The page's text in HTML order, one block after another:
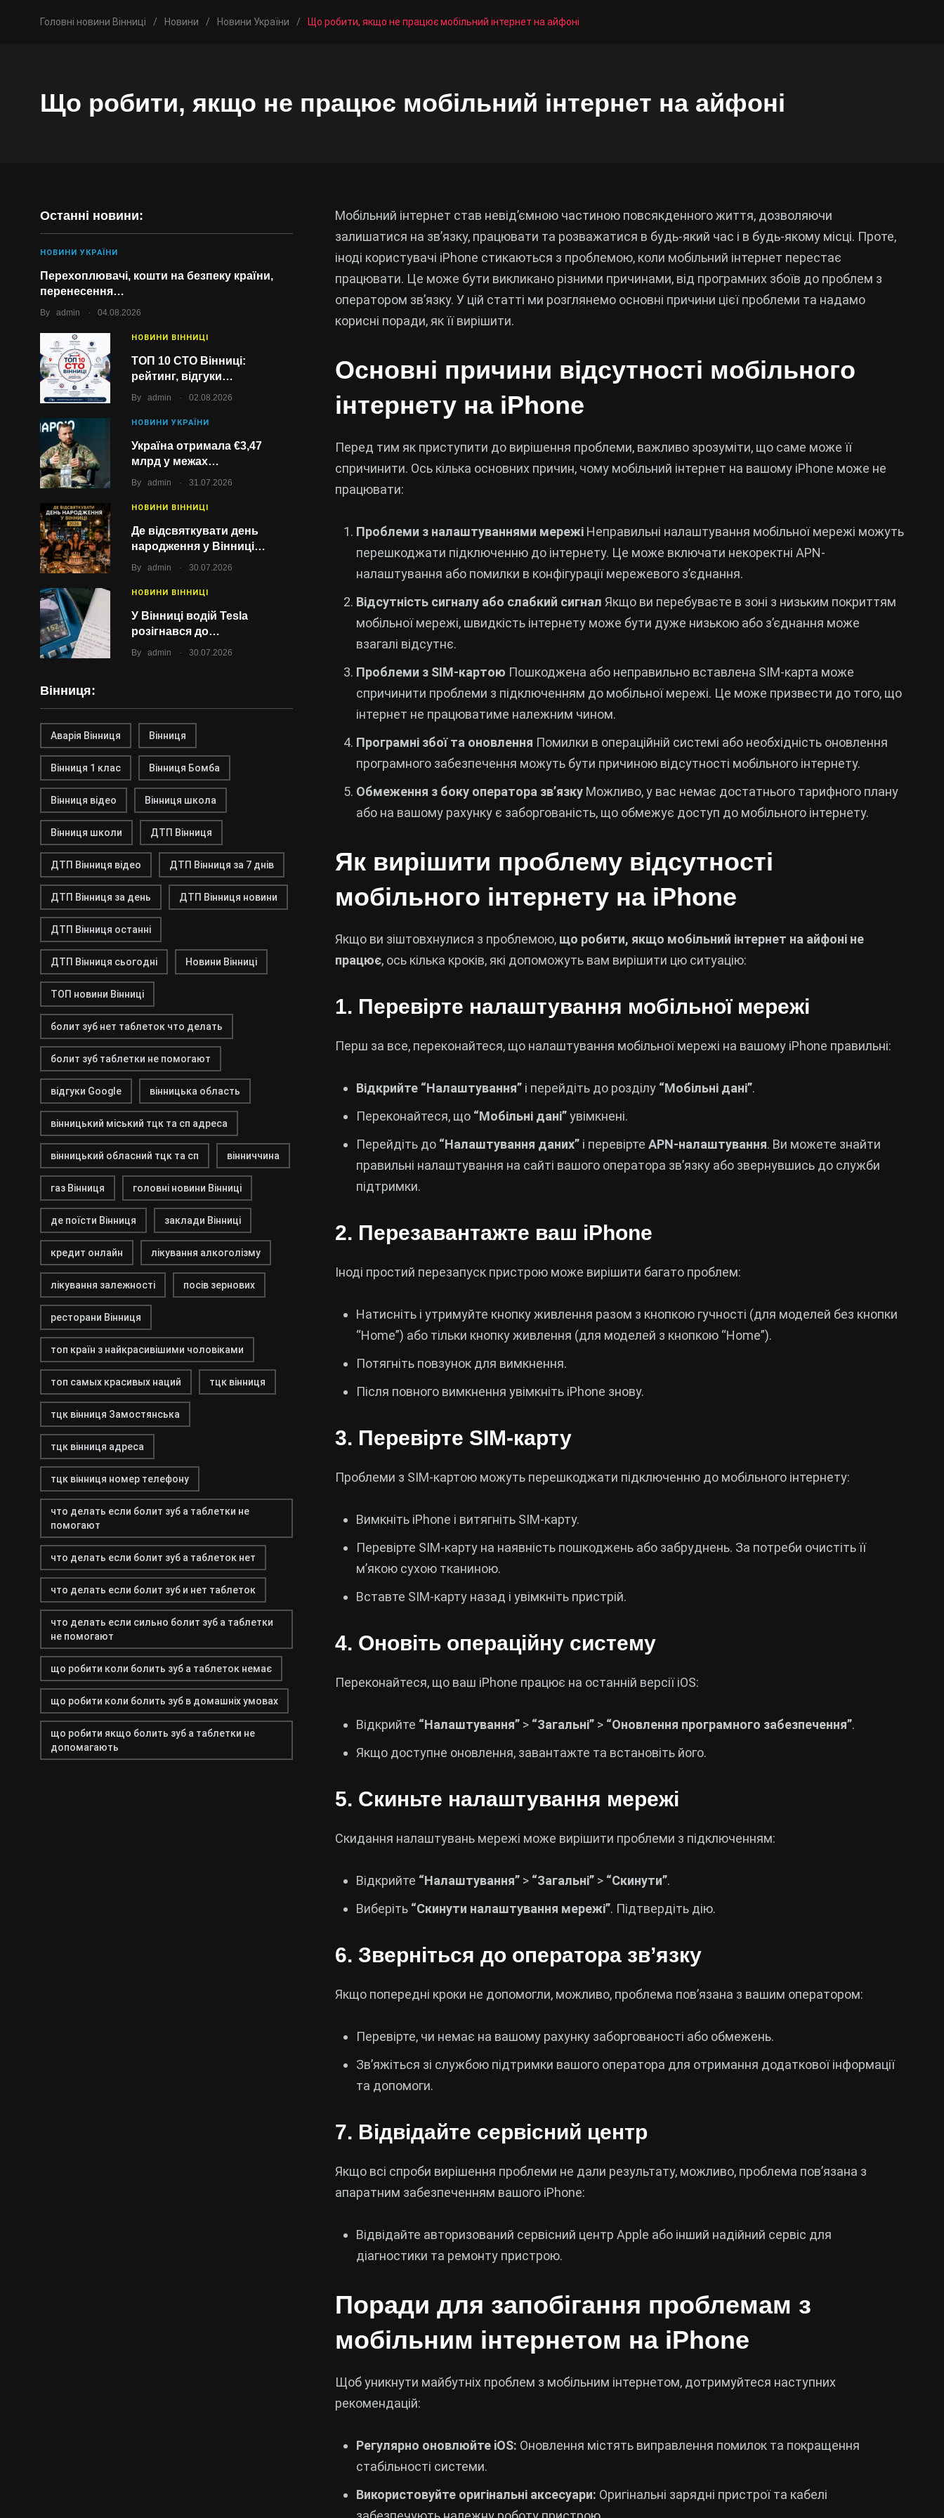
Головні новини Вінниці / Новини / Новини України / Що робити, якщо не працює мобільний інтернет на айфоні
Що робити, якщо не працює мобільний інтернет на айфоні
Останні новини:
НОВИНИ УКРАЇНИ
Перехоплювачі, кошти на безпеку країни,
перенесення…
By admin . 04.08.2026
НОВИНИ ВІННИЦІ
ТОП 10 СТО Вінниці:
рейтинг, відгуки…
By admin . 02.08.2026
НОВИНИ УКРАЇНИ
Україна отримала €3,47
млрд у межах…
By admin . 31.07.2026
НОВИНИ ВІННИЦІ
Де відсвяткувати день
народження у Вінниці…
By admin . 30.07.2026
НОВИНИ ВІННИЦІ
У Вінниці водій Tesla
розігнався до…
By admin . 30.07.2026
Вінниця:
Аварія Вінниця Вінниця
Вінниця 1 клас Вінниця Бомба
Вінниця відео Вінниця школа
Вінниця школи ДТП Вінниця
ДТП Вінниця відео ДТП Вінниця за 7 днів
ДТП Вінниця за день ДТП Вінниця новини
ДТП Вінниця останні
ДТП Вінниця сьогодні Новини Вінниці
ТОП новини Вінниці
болит зуб нет таблеток что делать
болит зуб таблетки не помогают
відгуки Google вінницька область
вінницький міський тцк та сп адреса
вінницький обласний тцк та сп вінниччина
газ Вінниця головні новини Вінниці
де поїсти Вінниця заклади Вінниці
кредит онлайн лікування алкоголізму
лікування залежності посів зернових
ресторани Вінниця
топ країн з найкрасивішими чоловіками
топ самых красивых наций тцк вінниця
тцк вінниця Замостянська
тцк вінниця адреса
тцк вінниця номер телефону
что делать если болит зуб а таблетки не
помогают
что делать если болит зуб а таблеток нет
что делать если болит зуб и нет таблеток
что делать если сильно болит зуб а таблетки
не помогают
що робити коли болить зуб а таблеток немає
що робити коли болить зуб в домашніх умовах
що робити якщо болить зуб а таблетки не
допомагають
Мобільний інтернет став невід’ємною частиною повсякденного життя, дозволяючи
залишатися на зв’язку, працювати та розважатися в будь-який час і в будь-якому місці. Проте,
іноді користувачі iPhone стикаються з проблемою, коли мобільний інтернет перестає
працювати. Це може бути викликано різними причинами, від програмних збоїв до проблем з
оператором зв’язку. У цій статті ми розглянемо основні причини цієї проблеми та надамо
корисні поради, як її вирішити.
Основні причини відсутності мобільного
інтернету на iPhone
Перед тим як приступити до вирішення проблеми, важливо зрозуміти, що саме може її
спричинити. Ось кілька основних причин, чому мобільний інтернет на вашому iPhone може не
працювати:
Проблеми з налаштуваннями мережі Неправильні налаштування мобільної мережі можуть
перешкоджати підключенню до інтернету. Це може включати некоректні APN-
налаштування або помилки в конфігурації мережевого з’єднання.
Відсутність сигналу або слабкий сигнал Якщо ви перебуваєте в зоні з низьким покриттям
мобільної мережі, швидкість інтернету може бути дуже низькою або з’єднання може
взагалі відсутнє.
Проблеми з SIM-картою Пошкоджена або неправильно вставлена SIM-карта може
спричинити проблеми з підключенням до мобільної мережі. Це може призвести до того, що
інтернет не працюватиме належним чином.
Програмні збої та оновлення Помилки в операційній системі або необхідність оновлення
програмного забезпечення можуть бути причиною відсутності мобільного інтернету.
Обмеження з боку оператора зв’язку Можливо, у вас немає достатнього тарифного плану
або на вашому рахунку є заборгованість, що обмежує доступ до мобільного інтернету.
Як вирішити проблему відсутності
мобільного інтернету на iPhone
Якщо ви зіштовхнулися з проблемою, що робити, якщо мобільний інтернет на айфоні не
працює, ось кілька кроків, які допоможуть вам вирішити цю ситуацію:
1. Перевірте налаштування мобільної мережі
Перш за все, переконайтеся, що налаштування мобільної мережі на вашому iPhone правильні:
Відкрийте “Налаштування” і перейдіть до розділу “Мобільні дані”.
Переконайтеся, що “Мобільні дані”увімкнені.
Перейдіть до “Налаштування даних” і перевірте APN-налаштування. Ви можете знайти
правильні налаштування на сайті вашого оператора зв’язку або звернувшись до служби
підтримки.
2. Перезавантажте ваш iPhone
Іноді простий перезапуск пристрою може вирішити багато проблем:
Натисніть і утримуйте кнопку живлення разом з кнопкою гучності (для моделей без кнопки
“Home”) або тільки кнопку живлення (для моделей з кнопкою “Home”).
Потягніть повзунок для вимкнення.
Після повного вимкнення увімкніть iPhone знову.
3. Перевірте SIM-карту
Проблеми з SIM-картою можуть перешкоджати підключенню до мобільного інтернету:
Вимкніть iPhone і витягніть SIM-карту.
Перевірте SIM-карту на наявність пошкоджень або забруднень. За потреби очистіть її
м’якою сухою тканиною.
Вставте SIM-карту назад і увімкніть пристрій.
4. Оновіть операційну систему
Переконайтеся, що ваш iPhone працює на останній версії iOS:
Відкрийте “Налаштування” > “Загальні” > “Оновлення програмного забезпечення”.
Якщо доступне оновлення, завантажте та встановіть його.
5. Скиньте налаштування мережі
Скидання налаштувань мережі може вирішити проблеми з підключенням:
Відкрийте “Налаштування” > “Загальні” > “Скинути”.
Виберіть “Скинути налаштування мережі”. Підтвердіть дію.
6. Зверніться до оператора зв’язку
Якщо попередні кроки не допомогли, можливо, проблема пов’язана з вашим оператором:
Перевірте, чи немає на вашому рахунку заборгованості або обмежень.
Зв’яжіться зі службою підтримки вашого оператора для отримання додаткової інформації
та допомоги.
7. Відвідайте сервісний центр
Якщо всі спроби вирішення проблеми не дали результату, можливо, проблема пов’язана з
апаратним забезпеченням вашого iPhone:
Відвідайте авторизований сервісний центр Apple або інший надійний сервіс для
діагностики та ремонту пристрою.
Поради для запобігання проблемам з
мобільним інтернетом на iPhone
Щоб уникнути майбутніх проблем з мобільним інтернетом, дотримуйтеся наступних
рекомендацій:
Регулярно оновлюйте iOS: Оновлення містять виправлення помилок та покращення
стабільності системи.
Використовуйте оригінальні аксесуари: Оригінальні зарядні пристрої та кабелі